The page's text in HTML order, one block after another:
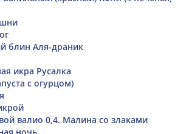
блин Аля-драник
икра Русалка
с огурцом)
валио 0,4. Малина со злаками